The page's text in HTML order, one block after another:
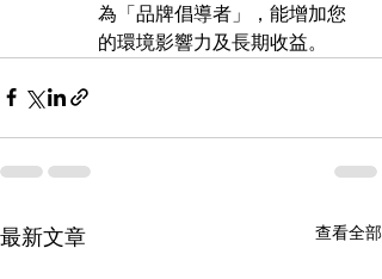
為「品牌倡導者」，能增加您
的環境影響力及長期收益。
最新文章 查看全部